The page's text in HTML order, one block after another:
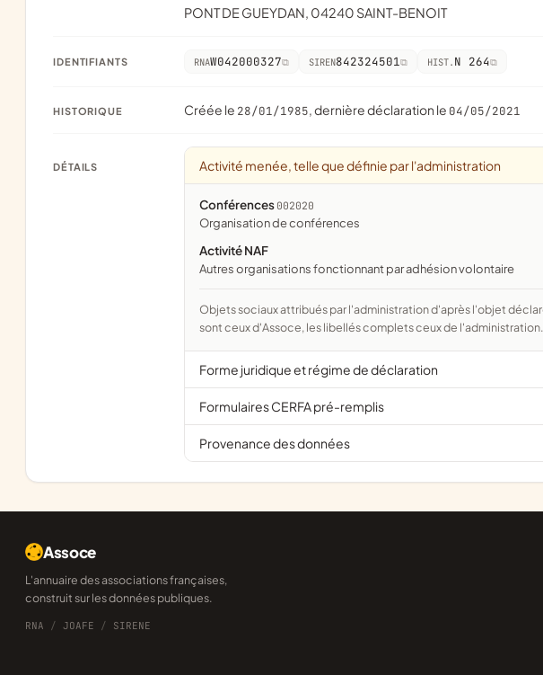
PONT DE GUEYDAN, 04240 SAINT-BENOIT
IDENTIFIANTS RNAW042000327 SIREN842324501 HIST. N 264
HISTORIQUE Créée le 28/01/1985, dernière déclaration le 04/05/2021
DÉTAILS Activité menée, telle que définie par l'administration
Conférences 002020
organisation de conférences
Activité NAF
Autres organisations fonctionnant par adhésion volontaire
Objets sociaux attribués par l'administration d'après l'objet déclaré ; activité NAF attribuée par l'INSEE. Les noms courts
sont ceux d'Assoce, les libellés complets ceux de l'administration.
Forme juridique et régime de déclaration
Formulaires CERFA pré-remplis
Provenance des données
Assoce
L'annuaire des associations françaises,
construit sur les données publiques.
RNA / JOAFE / SIRENE